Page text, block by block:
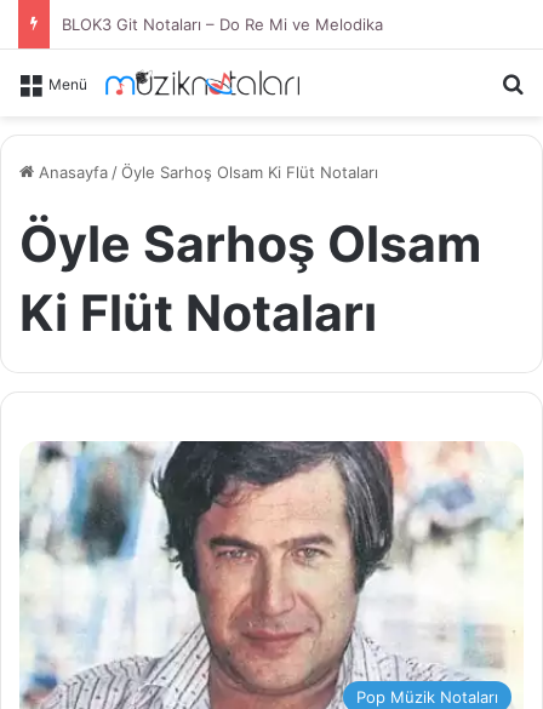
BLOK3 Git Notaları – Do Re Mi ve Melodika
Menü
Anasayfa /Öyle Sarhoş Olsam Ki Flüt Notaları
Öyle Sarhoş Olsam
Ki Flüt Notaları
Pop Müzik Notaları